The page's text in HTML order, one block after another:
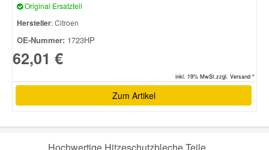
Original Ersatzteil
Hersteller: Citroen
OE-Nummer: 1723HP
62,01 €
inkl. 19% MwSt.zzgl. Versand *
Zum Artikel